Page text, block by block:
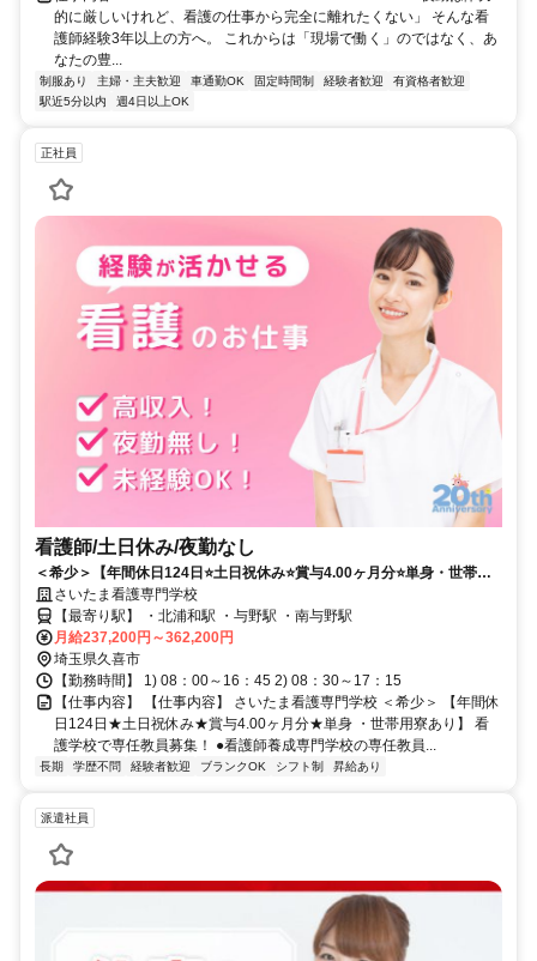
的に厳しいけれど、看護の仕事から完全に離れたくない」 そんな看
護師経験3年以上の方へ。 これからは「現場で働く」のではなく、あ
なたの豊...
制服あり 主婦・主夫歓迎 車通勤OK 固定時間制 経験者歓迎
有資格者歓迎
駅近5分以内
週4日以上OK
正社員
看護師/土日休み/夜勤なし
＜希少＞【年間休日124日⭐土日祝休み⭐賞与4.00ヶ月分⭐単身・世帯用
寮あり】看護学校で専任教員募集❗️
さいたま看護専門学校
【最寄り駅】 ・北浦和駅 ・与野駅 ・南与野駅
月給237,200円～362,200円
埼玉県久喜市
【勤務時間】 1) 08：00～16：45 2) 08：30～17：15
【仕事内容】 【仕事内容】 さいたま看護専門学校 ＜希少＞ 【年間休
日124日★土日祝休み★賞与4.00ヶ月分★単身 ・世帯用寮あり】 看
護学校で専任教員募集！ ●看護師養成専門学校の専任教員...
長期 学歴不問 経験者歓迎 ブランクOK シフト制 昇給あり
派遣社員